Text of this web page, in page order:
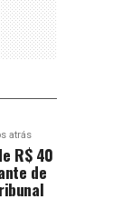
atrás
R$ 40
de